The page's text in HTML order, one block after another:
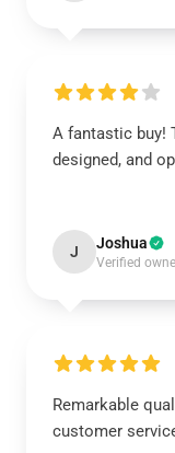
A fantastic buy!
designed, and
J Joshua
Verified
Remarkable
customer